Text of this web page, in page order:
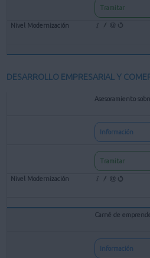
Tramitar
DESARROLLO EMPRESARIAL Y
Asesoramiento
Información
Tramitar
Carné de
Información